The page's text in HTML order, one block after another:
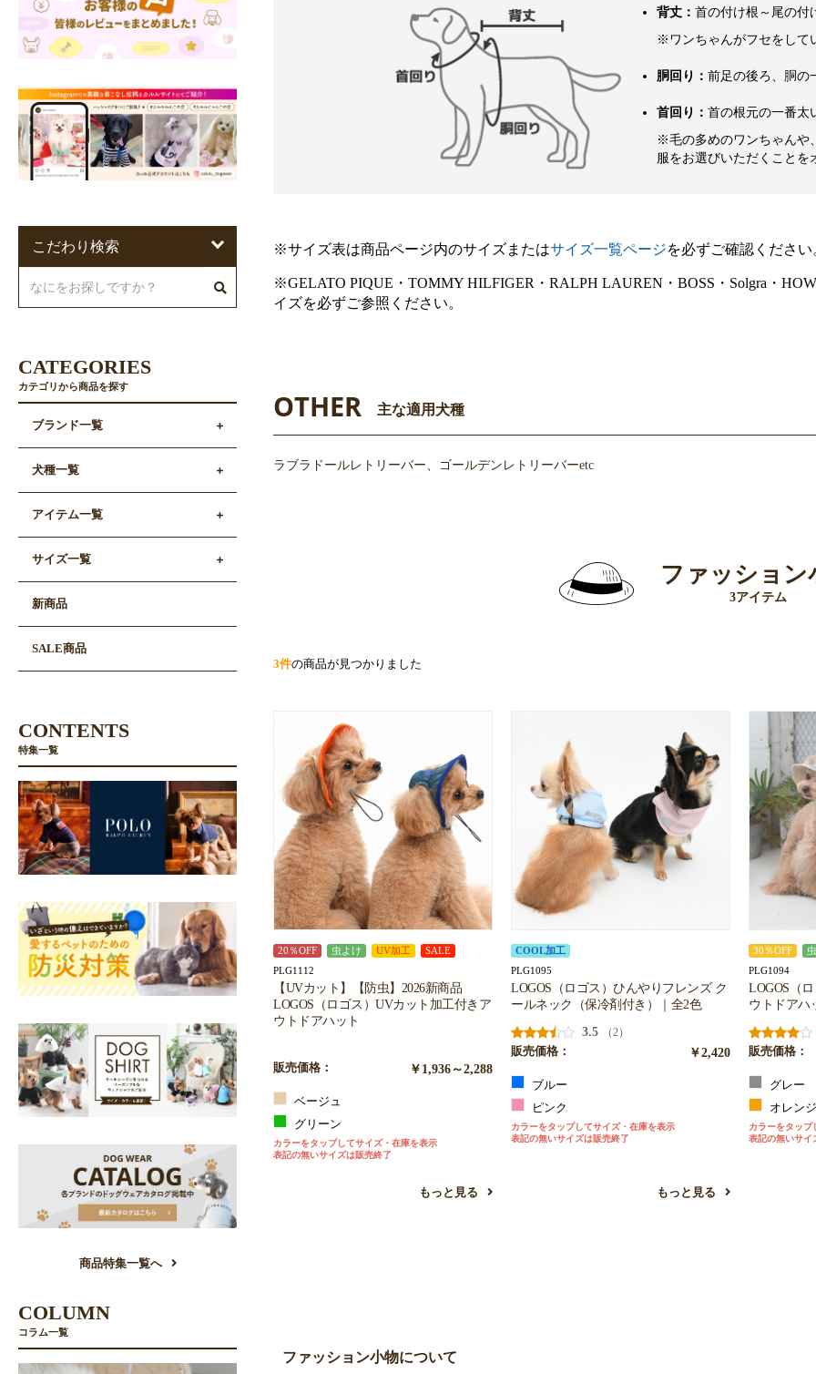
背丈： 首の付け根～尾の付
※ワンちゃんがフセをして
胴回り： 前足の後ろ、胴の
首回り： 首の根元の一番太
※毛の多めのワンちゃんや
服をお選びいただくことを
※サイズ表は商品ページ内のサイズまたはサイズ一覧ページを必ずご確認ください
※GELATO PIQUE・TOMMY HILFIGER・RALPH LAUREN・BOSS・Solgra・
イズを必ずご参照ください。
OTHER 主な適用犬種
ラブラドールレトリーバー、ゴールデンレトリーバーetc
ファッション
3アイテム
3件の商品が見つかりました
20％OFF 虫よけ UV加工 SALE
PLG1112
【UVカット】【防虫】2026新商品
LOGOS（ロゴス）UVカット加工付きア
ウトドアハット
販売価格： ￥1,936～2,288
ベージュ
グリーン
カラーをタップしてサイズ・在庫を表示
表記の無いサイズは販売終了
もっと見る
COOL加工
PLG1095
LOGOS（ロゴス）ひんやりフレンズ ク
ールネック（保冷剤付き）｜全2色
3.5
（2）
販売価格：
￥2,420
ブルー
ピンク
カラーをタップしてサイズ・在庫を表示
表記の無いサイズは販売終了
もっと見る
30％OFF
PLG1094
LOGOS（
ウトドアハ
販売価格：
グレー
オレンジ
カラーをタップ
表記の無いサイ
お買い物を続ける カートへ進む
ファッション小物について
こだわり検索
CATEGORIES
カテゴリから商品を探す
ブランド一覧
犬種一覧
アイテム一覧
サイズ一覧
新商品
SALE商品
CONTENTS
特集一覧
商品特集一覧へ
COLUMN
コラム一覧